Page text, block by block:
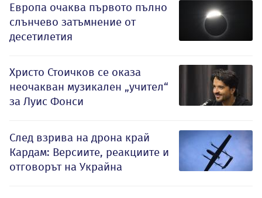
Европа очаква първото пълно
слънчево затъмнение от
десетилетия
Христо Стоичков се оказа
неочакван музикален „учител“
за Луис Фонси
След взрива на дрона край
Кардам: Версиите, реакциите и
отговорът на Украйна